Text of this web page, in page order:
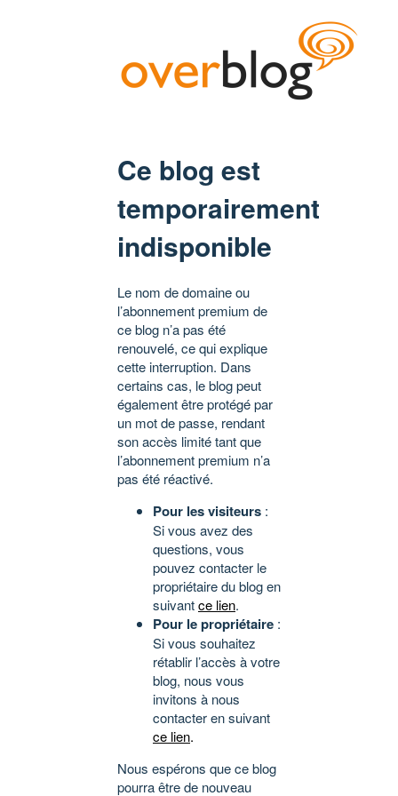
Ce blog est
temporairement
indisponible
Le nom de domaine ou
l’abonnement premium de
ce blog n’a pas été
renouvelé, ce qui explique
cette interruption. Dans
certains cas, le blog peut
également être protégé par
un mot de passe, rendant
son accès limité tant que
l’abonnement premium n’a
pas été réactivé.
Pour les visiteurs :
Si vous avez des
questions, vous
pouvez contacter le
propriétaire du blog en
suivantce lien.
Pour le propriétaire :
Si vous souhaitez
rétablir l’accès à votre
blog, nous vous
invitons à nous
contacter en suivant
ce lien.
Nous espérons que ce blog
pourra être de nouveau